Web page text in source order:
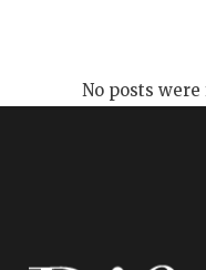
No posts were